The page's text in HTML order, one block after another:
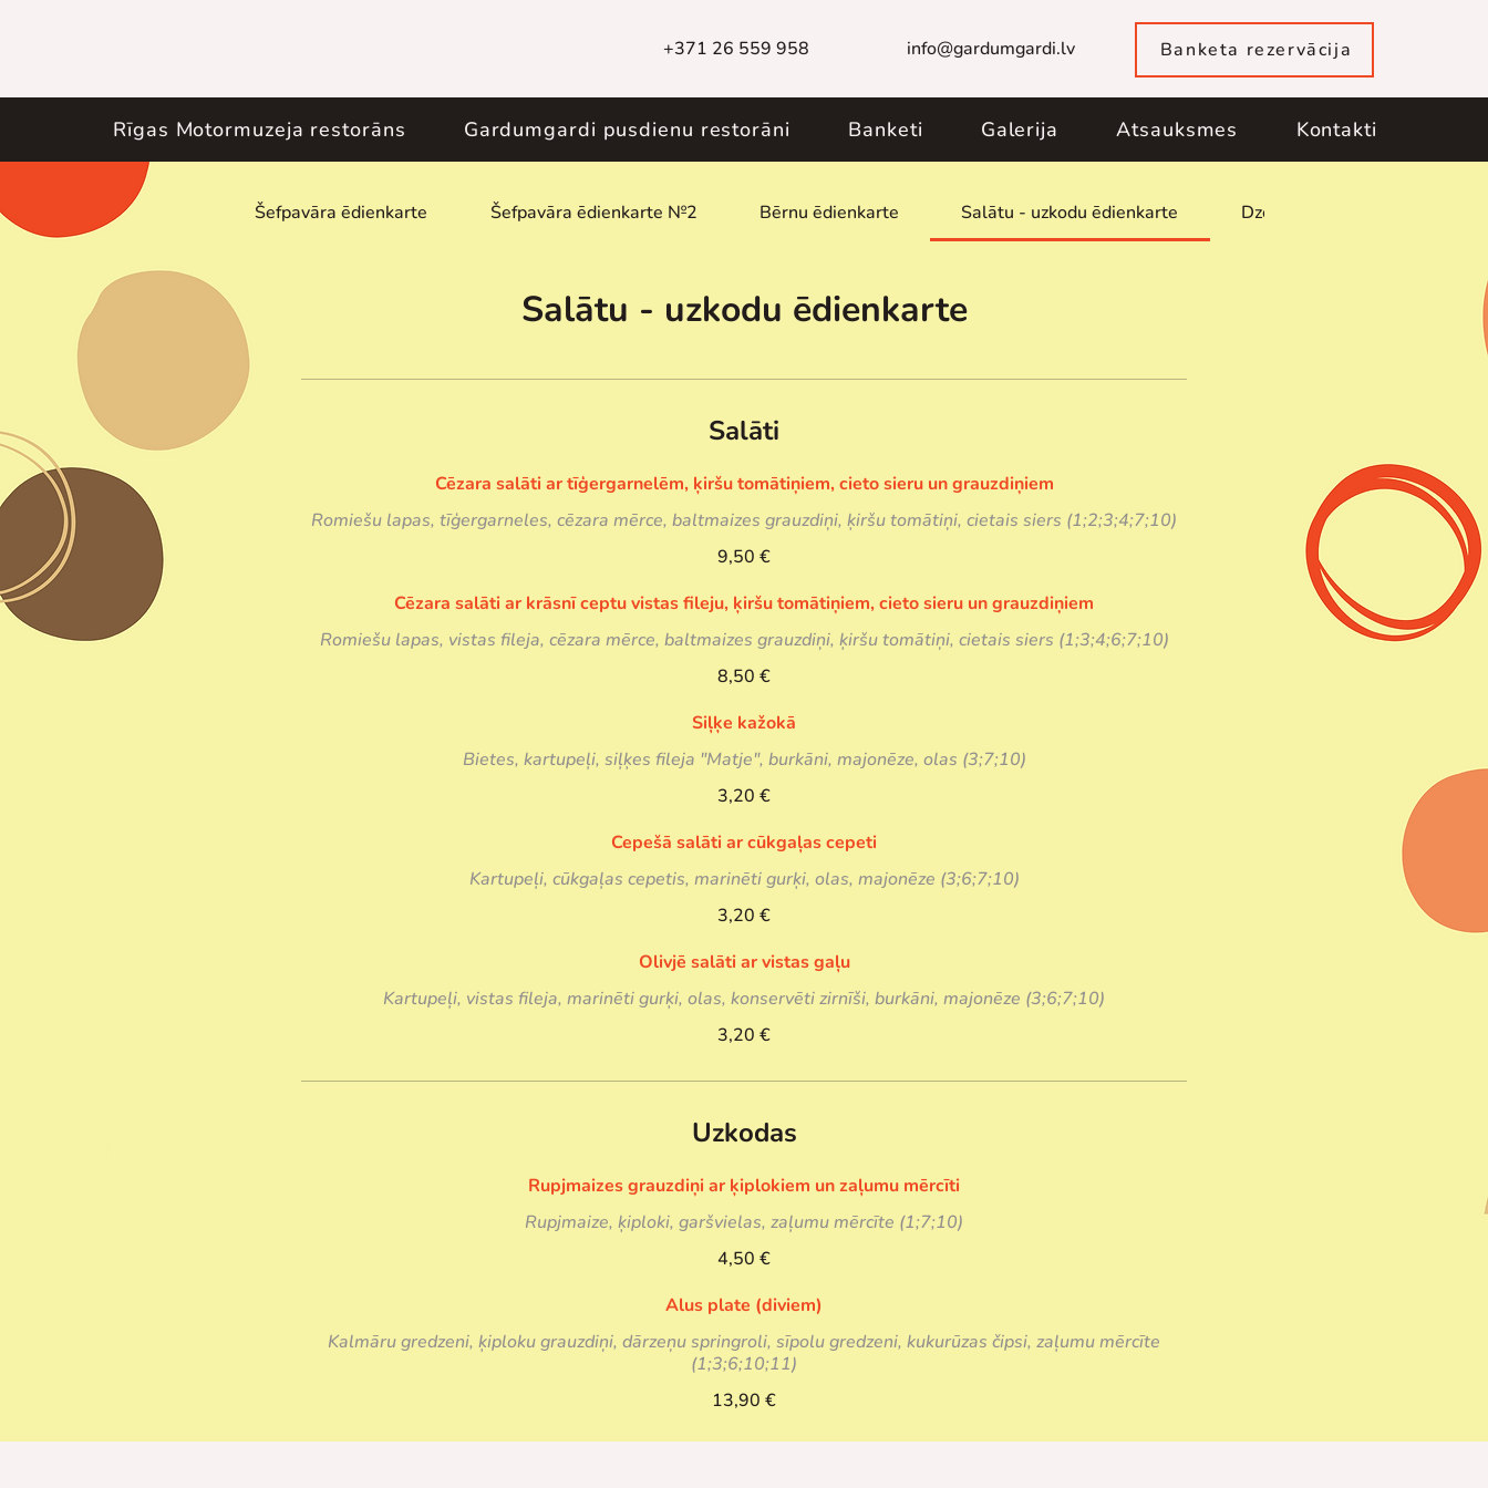
+371 26 559 958 info@gardumgardi.lv Banketa rezervācija
Rīgas Motormuzeja restorāns Gardumgardi pusdienu restorāni Banketi Galerija Atsauksmes Kontakti
Šefpavāra ēdienkarte Šefpavāra ēdienkarte №2 Bērnu ēdienkarte Salātu - uzkodu ēdienkarte Dzērienu karte
Salātu - uzkodu ēdienkarte
Salāti
Cēzara salāti ar tīģergarnelēm, ķiršu tomātiņiem, cieto sieru un grauzdiņiem
Romiešu lapas, tīģergarneles, cēzara mērce, baltmaizes grauzdiņi, ķiršu tomātiņi, cietais siers (1;2;3;4;7;10)
9,50 €
Cēzara salāti ar krāsnī ceptu vistas fileju, ķiršu tomātiņiem, cieto sieru un grauzdiņiem
Romiešu lapas, vistas fileja, cēzara mērce, baltmaizes grauzdiņi, ķiršu tomātiņi, cietais siers (1;3;4;6;7;10)
8,50 €
Siļķe kažokā
Bietes, kartupeļi, siļķes fileja "Matje", burkāni, majonēze, olas (3;7;10)
3,20 €
Cepešā salāti ar cūkgaļas cepeti
Kartupeļi, cūkgaļas cepetis, marinēti gurķi, olas, majonēze (3;6;7;10)
3,20 €
Olivjē salāti ar vistas gaļu
Kartupeļi, vistas fileja, marinēti gurķi, olas, konservēti zirnīši, burkāni, majonēze (3;6;7;10)
3,20 €
Uzkodas
Rupjmaizes grauzdiņi ar ķiplokiem un zaļumu mērcīti
Rupjmaize, ķiploki, garšvielas, zaļumu mērcīte (1;7;10)
4,50 €
Alus plate (diviem)
Kalmāru gredzeni, ķiploku grauzdiņi, dārzeņu springroli, sīpolu gredzeni, kukurūzas čipsi, zaļumu mērcīte
(1;3;6;10;11)
13,90 €